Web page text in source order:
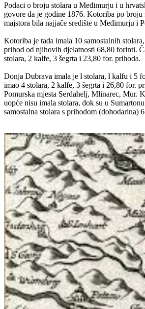
Podaci o broju stolara u Međimurju i u
govore da je godine 1876. Kotoriba po broju
majstora bila najjače središte u Međimurju i
Kotoriba je tada imala 10 samostalnih
prihod od njihovih djelatnosti 68,80 forinti.
stolara, 2 kalfe, 3 šegrta i 23,80 for. prihoda.
Donja Dubrava imala je l stolara, l kalfu i 5
imao 4 stolara, 2 kalfe, 3 šegrta i 26,80 for.
Pomurska mjesta Serdahelj, Mlinarec, Mur.
uopće nisu imala stolara, dok su u
samostalna stolara s prihodom (dohodarina)